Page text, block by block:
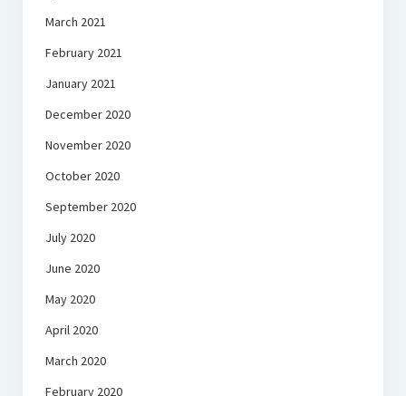
March 2021
February 2021
January 2021
December 2020
November 2020
October 2020
September 2020
July 2020
June 2020
May 2020
April 2020
March 2020
February 2020